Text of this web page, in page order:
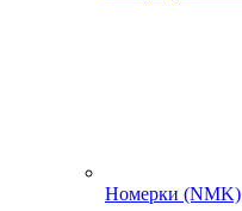
Номерки (NMK)